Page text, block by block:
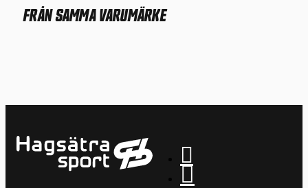
FRÅN SAMMA VARUMÄRKE